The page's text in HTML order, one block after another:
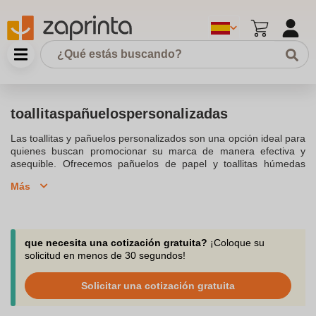
toallitaspañuelospersonalizadas
Las toallitas y pañuelos personalizados son una opción ideal para
quienes buscan promocionar su marca de manera efectiva y
asequible. Ofrecemos pañuelos de papel y toallitas húmedas
que permite la impresión personalizada de la imagen de tu
los asistentes. Además, los pañuelos de bolsillo impresos son una
excelente solución para cualquier momento en que sea necesario
disponer de un pañuelo de papel. En nuestro catálogo, podrás
toallita húmeda con diseños únicos y serigrafiados. Podemos
ayudarte a elegir el mejor diseño que se adapte a tus
necesidades y preferencias, asegurando el control de calidad en
Más
que necesita una cotización gratuita? ¡Coloque su
solicitud en menos de 30 segundos!
Solicitar una cotización gratuita